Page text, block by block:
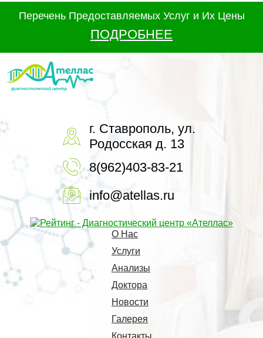
Перечень Предоставляемых Услуг и Их Цены
ПОДРОБНЕЕ
г. Ставрополь, ул.
Родосская д. 13
8(962)403-83-21
info@atellas.ru
О Нас
Услуги
Анализы
Доктора
Новости
Галерея
Контакты